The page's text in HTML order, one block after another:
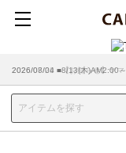
2026/07/29 ■【お知らせ】ヤ